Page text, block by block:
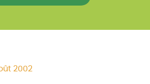
2002